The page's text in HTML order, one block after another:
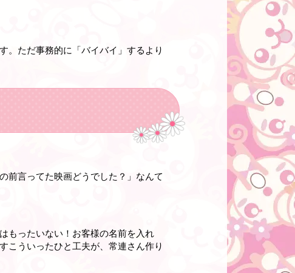
。ただ事務的に「バイバイ」するより
前言ってた映画どうでした？」なんて
もったいない！お客様の名前を入れ
こういったひと工夫が、常連さん作り